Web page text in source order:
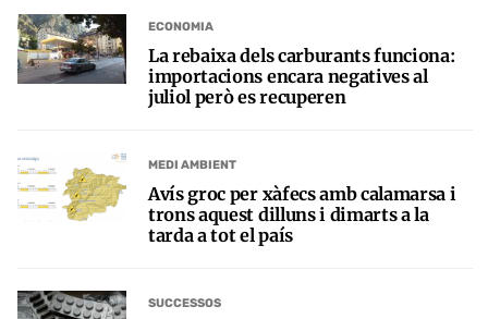
ECONOMIA
La rebaixa dels carburants funciona:
importacions encara negatives al
juliol però es recuperen
MEDI AMBIENT
Avís groc per xàfecs amb calamarsa i
trons aquest dilluns i dimarts a la
tarda a tot el país
SUCCESSOS